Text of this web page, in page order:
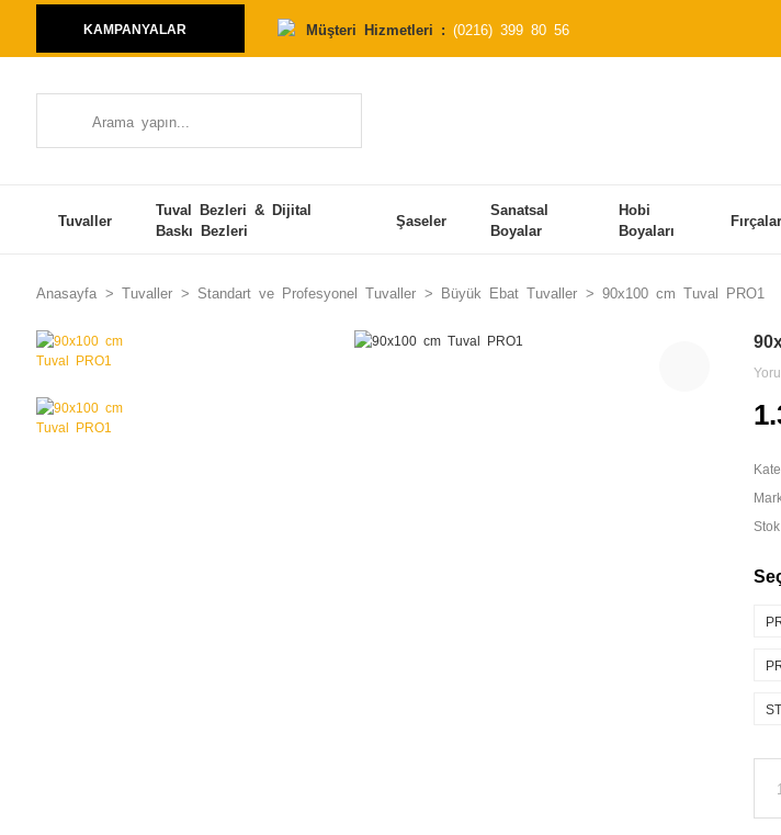
KAMPANYALAR Müşteri Hizmetleri : (0216) 399 80 56
Tuvaller
Tuval Bezleri & Dijital
Baskı Bezleri
Şaseler
Sanatsal
Boyalar
Hobi
Boyaları
Fırçalar
Anasayfa Tuvaller Standart ve Profesyonel Tuvaller Büyük Ebat Tuvaller 90x100 cm Tuval PRO1